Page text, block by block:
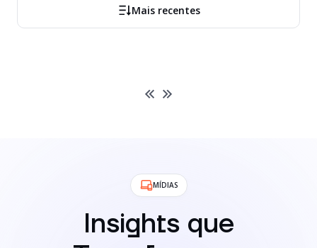
Mais recentes
MÍDIAS
Insights que